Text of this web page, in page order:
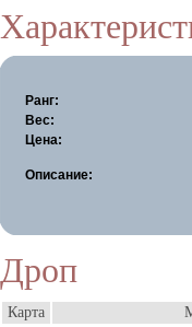
Ранг:
Вес:
Цена:
Описание:
Дроп
Карта